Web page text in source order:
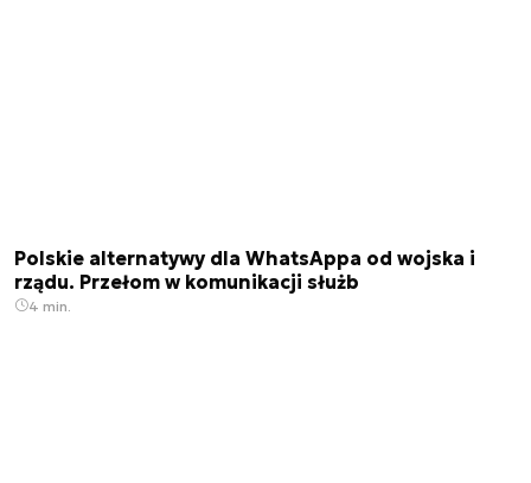
Polskie alternatywy dla WhatsAppa od wojska i
rządu. Przełom w komunikacji służb
4 min.